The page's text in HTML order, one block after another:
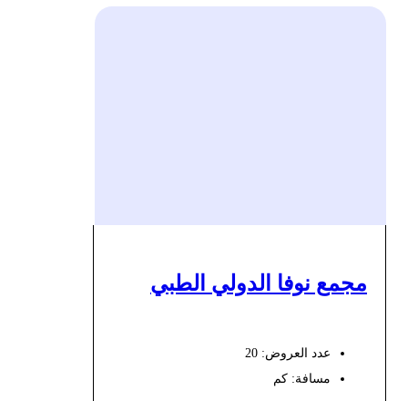
مجمع نوفا الدولي الطبي
عدد العروض: 20
مسافة:كم